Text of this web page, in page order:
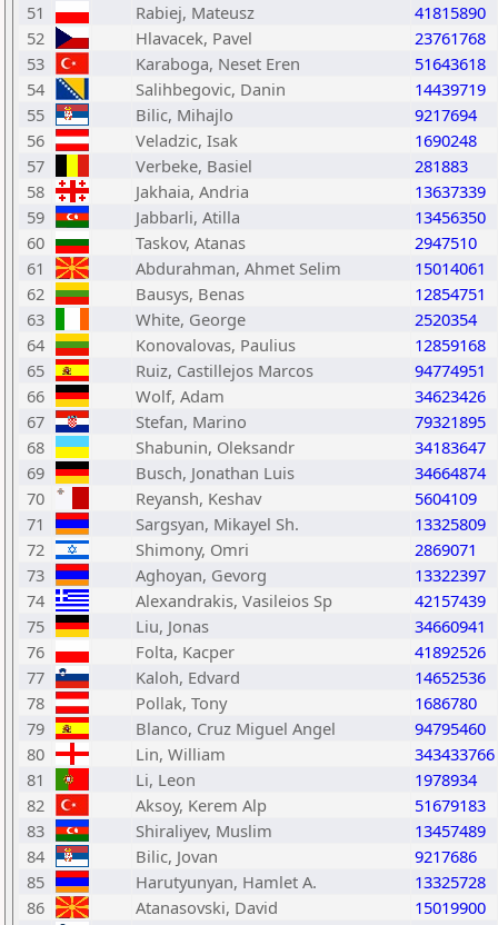
51
Rabiej, Mateusz
41815890
52
Hlavacek, Pavel
23761768
53
Karaboga, Neset Eren
51643618
54
Salihbegovic, Danin
14439719
55
Bilic, Mihajlo
9217694
56
Veladzic, Isak
1690248
57
Verbeke, Basiel
281883
58
Jakhaia, Andria
13637339
59
Jabbarli, Atilla
13456350
60
Taskov, Atanas
2947510
61
Abdurahman, Ahmet Selim
15014061
62
Bausys, Benas
12854751
63
White, George
2520354
64
Konovalovas, Paulius
12859168
65
Ruiz, Castillejos Marcos
94774951
66
Wolf, Adam
34623426
67
Stefan, Marino
79321895
68
Shabunin, Oleksandr
34183647
69
Busch, Jonathan Luis
34664874
70
Reyansh, Keshav
5604109
71
Sargsyan, Mikayel Sh.
13325809
72
Shimony, Omri
2869071
73
Aghoyan, Gevorg
13322397
74
Alexandrakis, Vasileios Sp
42157439
75
Liu, Jonas
34660941
76
Folta, Kacper
41892526
77
Kaloh, Edvard
14652536
78
Pollak, Tony
1686780
79
Blanco, Cruz Miguel Angel
94795460
80
Lin, William
343433766
81
Li, Leon
1978934
82
Aksoy, Kerem Alp
51679183
83
Shiraliyev, Muslim
13457489
84
Bilic, Jovan
9217686
85
Harutyunyan, Hamlet A.
13325728
86
Atanasovski, David
15019900